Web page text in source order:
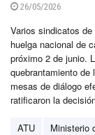
26/05/2026
Varios sindicatos
huelga nacional de
próximo 2 de junio.
quebrantamiento
mesas de diálogo
ratificaron la
ATU Ministerio